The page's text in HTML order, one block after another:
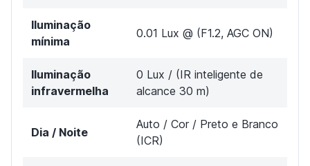
Iluminação
mínima
0.01 Lux @ (F1.2, AGC ON)
Iluminação
infravermelha
0 Lux / (IR inteligente de
alcance 30 m)
Dia / Noite
Auto / Cor / Preto e Branco
(ICR)